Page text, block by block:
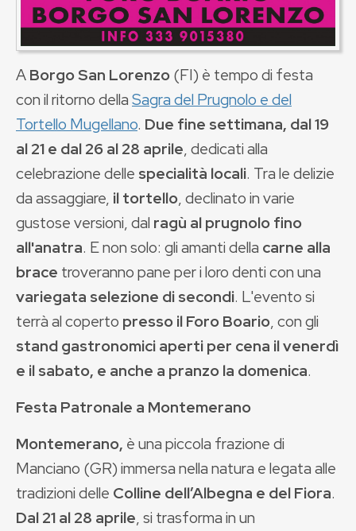
ABorgo San Lorenzo(FI) è tempo di festa
con il ritorno dellaSagra del Prugnolo e del
Tortello Mugellano. Due fine settimana, dal 19
al 21 e dal 26 al 28 aprile, dedicati alla
celebrazione delle specialità locali. Tra le delizie
da assaggiare, il tortello, declinato in varie
gustose versioni, dal ragù al prugnolo fino
all'anatra. E non solo: gli amanti della carne alla
brace troveranno pane per i loro denti con una
variegata selezione di secondi. L'evento si
terrà al coperto presso il Foro Boario, con gli
stand gastronomici aperti per cena il venerdì
e il sabato, e anche a pranzo la domenica.
Festa Patronale a Montemerano
Montemerano, è una piccola frazione di
Manciano (GR) immersa nella natura e legata alle
tradizioni delle Colline dell’Albegna e del Fiora.
Dal 21 al 28 aprile, si trasforma in un